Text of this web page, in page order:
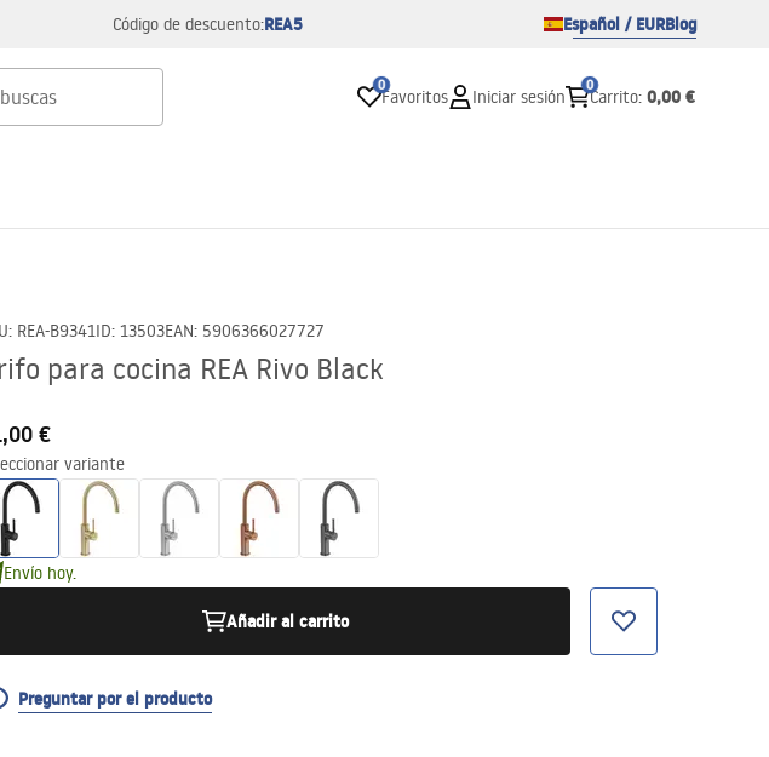
Código de descuento:REA5 Español / EURBlog
0
Favoritos Iniciar sesión
0
Carrito: 0,00 €
: REA-B9341ID: 13503EAN: 5906366027727
para cocina REA Rivo Black
€
variante
Envío hoy.
Añadir al carrito
Preguntar por el producto